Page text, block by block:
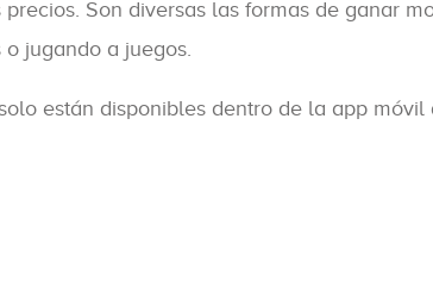
Son diversas las formas de ganar
jugando a juegos.
están disponibles dentro de la app móvil